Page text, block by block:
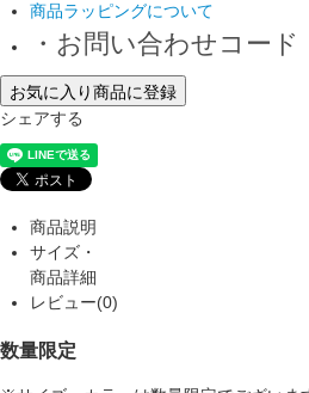
商品ラッピングについて
・お問い合わせコード
お気に入り商品に登録
シェアする
商品説明
サイズ・
商品詳細
レビュー(0)
数量限定